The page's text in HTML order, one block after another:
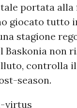
portata alla
giocato tutto
stagione
Baskonia non
controlla
season.